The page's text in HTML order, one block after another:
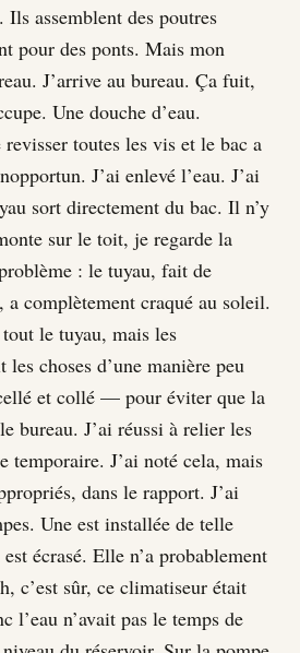
assemblent des poutres
pour des ponts. Mais mon
J’arrive au bureau. Ça fuit,
Une douche d’eau.
revisser toutes les vis et le bac a
J’ai enlevé l’eau. J’ai
sort directement du bac. Il n’y
sur le toit, je regarde la
: le tuyau, fait de
a complètement craqué au soleil.
le tuyau, mais les
les choses d’une manière peu
et collé — pour éviter que la
bureau. J’ai réussi à relier les
temporaire. J’ai noté cela, mais
dans le rapport. J’ai
Une est installée de telle
écrasé. Elle n’a probablement
c’est sûr, ce climatiseur était
l’eau n’avait pas le temps de